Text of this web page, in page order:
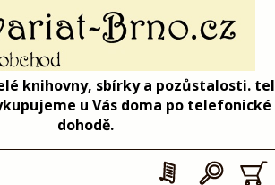
knihovny, sbírky a pozůstalosti. tel
u Vás doma po telefonické
dohodě.